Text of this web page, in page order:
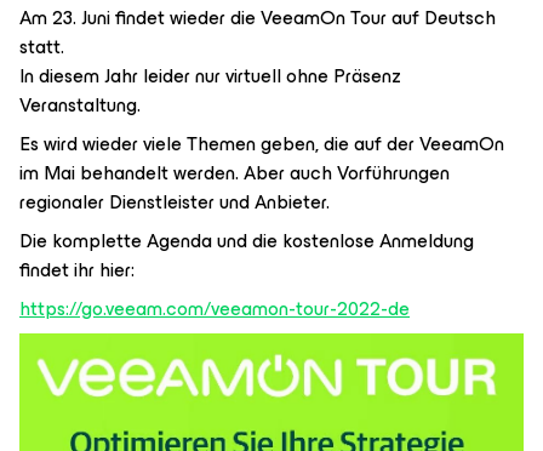
Am 23. Juni findet wieder die VeeamOn Tour auf Deutsch
statt.
In diesem Jahr leider nur virtuell ohne Präsenz
Veranstaltung.
Es wird wieder viele Themen geben, die auf der VeeamOn
im Mai behandelt werden. Aber auch Vorführungen
regionaler Dienstleister und Anbieter.
Die komplette Agenda und die kostenlose Anmeldung
findet ihr hier:
https://go.veeam.com/veeamon-tour-2022-de